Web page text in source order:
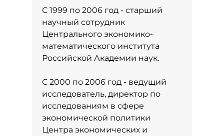
С 1999 по 2006 год - старший
научный сотрудник
Центрального экономико-
математического института
Российской Академии наук.
С 2000 по 2006 год - ведущий
исследователь, директор по
исследованиям в сфере
экономической политики
Центра экономических и